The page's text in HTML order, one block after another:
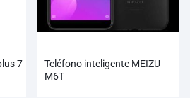
7
Teléfono inteligente MEIZU
M6T